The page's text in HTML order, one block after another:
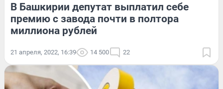
В Башкирии депутат выплатил себе
премию с завода почти в полтора
миллиона рублей
21 апреля, 2022, 16:39 14 500 22